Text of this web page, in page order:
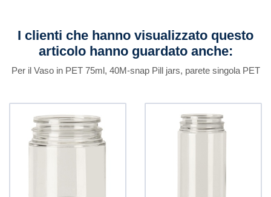
I clienti che hanno visualizzato questo
articolo hanno guardato anche:
Per il Vaso in PET 75ml, 40M-snap Pill jars, parete singola PET